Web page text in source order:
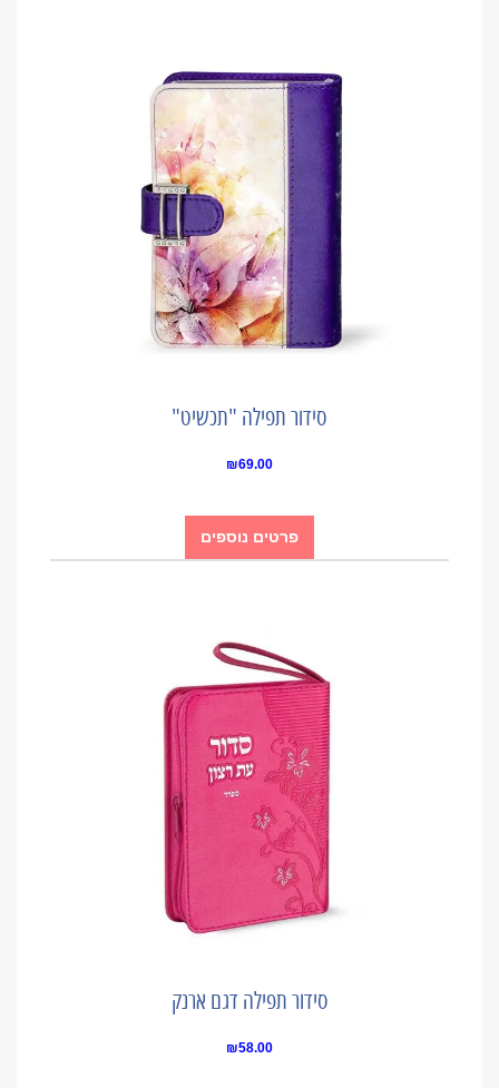
סידור תפילה "תכשיט"
₪69.00
פרטים נוספים
סידור תפילה דגם ארנק
₪58.00